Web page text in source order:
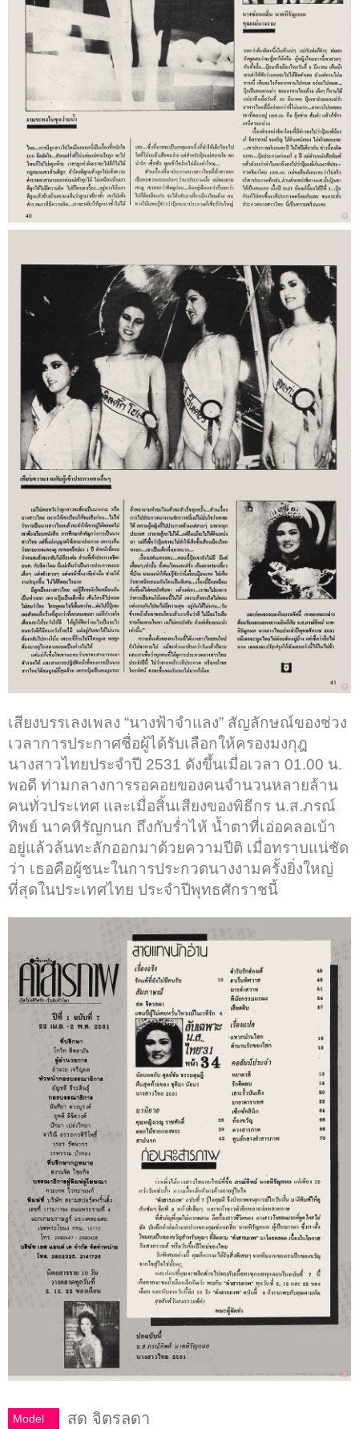
เสียงบรรเลงเพลง “นางฟ้าจำแลง” สัญลักษณ์ของช่วง
เวลาการประกาศชื่อผู้ได้รับเลือกให้ครองมงกุฎ
นางสาวไทยประจำปี 2531 ดังขึ้นเมื่อเวลา 01.00 น.
พอดี ท่ามกลางการรอคอยของคนจำนวนหลายล้าน
คนทั่วประเทศ และเมื่อสิ้นเสียงของพิธีกร น.ส.ภรณ์
ทิพย์ นาคหิรัญกนก ถึงกับร่ำไห้ น้ำตาที่เอ่อคลอเบ้า
อยู่แล้วล้นทะลักออกมาด้วยความปีติ เมื่อทราบแน่ชัด
ว่า เธอคือผู้ชนะในการประกวดนางงามครั้งยิ่งใหญ่
ที่สุดในประเทศไทย ประจำปีพุทธศักราชนี้
Model สด จิตรลดา